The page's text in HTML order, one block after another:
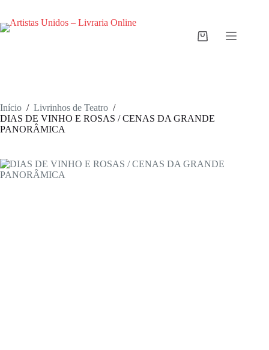
o
Carrinho
Início / Livrinhos de Teatro /
DIAS DE VINHO E ROSAS / CENAS DA GRANDE
PANORÂMICA